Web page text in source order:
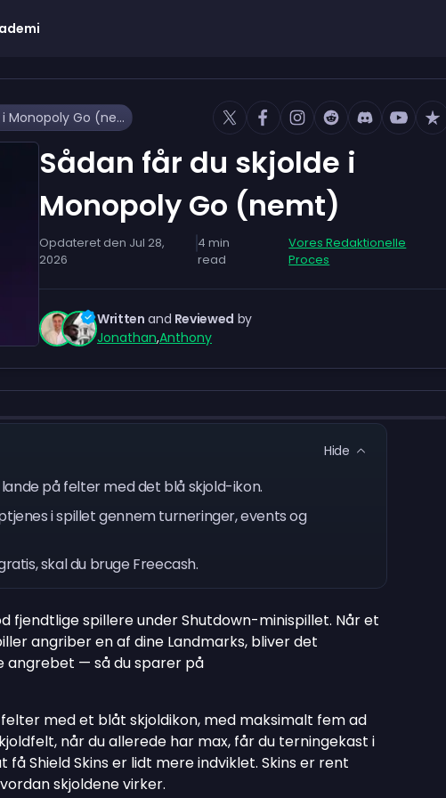
Sådan får du skjolde i Monopoly Go (nemt)
Sådan får du skjolde i
Monopoly Go (nemt)
Opdateret den Jul 28,
2026
4 min
read
Vores Redaktionelle
Proces
Written and Reviewed by
Jonathan,Anthony
Hide
på felter med det blå skjold-ikon.
i spillet gennem turneringer, events og
skal du bruge Freecash.
spillere under Shutdown-minispillet. Når et
angriber en af dine Landmarks, bliver det
— så du sparer på
med et blåt skjoldikon, med maksimalt fem ad
når du allerede har max, får du terningekast i
Shield Skins er lidt mere indviklet. Skins er rent
skjoldene virker.